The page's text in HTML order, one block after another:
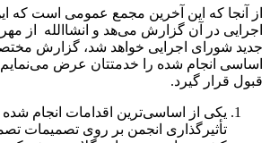
از آنجا که این آخرین مجمع عمومی است که
اجرایی در آن گزارش می‌هد و انشاالله از
جدید شورای اجرایی خواهد شد، گزارش
اساسی انجام شده را خدمتتان عرض می‌نمایم
قبول قرار گیرد.
یکی از اساسی‌ترین اقدامات انجام شده
تأثیرگذاری انجمن بر روی تصمیمات